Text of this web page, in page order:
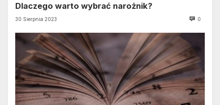
Dlaczego warto wybrać narożnik?
30 Sierpnia 2023 0